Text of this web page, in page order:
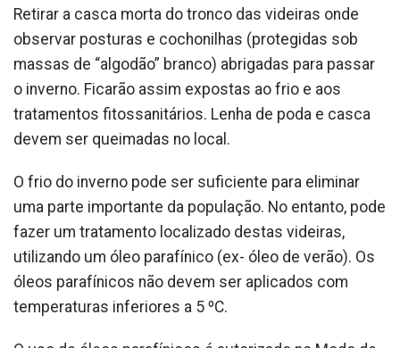
Retirar a casca morta do tronco das videiras onde
observar posturas e cochonilhas (protegidas sob
massas de “algodão” branco) abrigadas para passar
o inverno. Ficarão assim expostas ao frio e aos
tratamentos fitossanitários. Lenha de poda e casca
devem ser queimadas no local.
O frio do inverno pode ser suficiente para eliminar
uma parte importante da população. No entanto, pode
fazer um tratamento localizado destas videiras,
utilizando um óleo parafínico (ex- óleo de verão). Os
óleos parafínicos não devem ser aplicados com
temperaturas inferiores a 5 ºC.